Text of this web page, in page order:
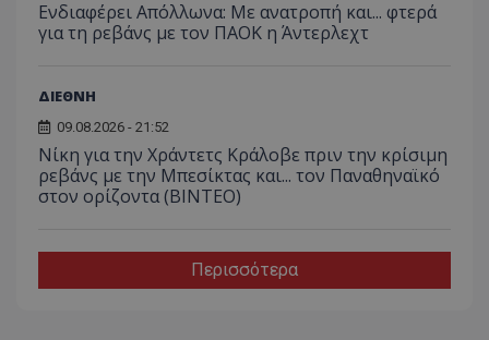
Ενδιαφέρει Απόλλωνα: Με ανατροπή και... φτερά
για τη ρεβάνς με τον ΠΑΟΚ η Άντερλεχτ
ΔΙΕΘΝΗ
09.08.2026 - 21:52
Νίκη για την Χράντετς Κράλοβε πριν την κρίσιμη
ρεβάνς με την Μπεσίκτας και... τον Παναθηναϊκό
στον ορίζοντα (ΒΙΝΤΕΟ)
Περισσότερα